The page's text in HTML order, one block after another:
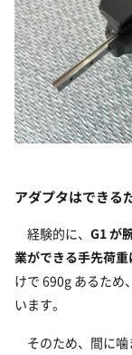
アダプタはできる
経験的に、 G1 が
業ができる手先荷
けで 690g あるため
います。
そのため、間に噛